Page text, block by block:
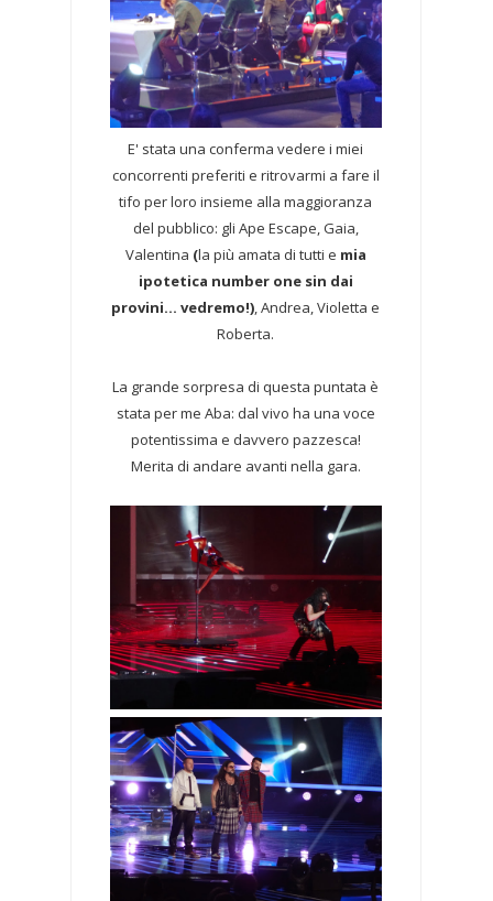
E' stata una conferma vedere i miei
concorrenti preferiti e ritrovarmi a fare il
tifo per loro insieme alla maggioranza
del pubblico: gli Ape Escape, Gaia,
Valentina (la più amata di tutti e mia
ipotetica number one sin dai
provini... vedremo!), Andrea, Violetta e
Roberta.
La grande sorpresa di questa puntata è
stata per me Aba: dal vivo ha una voce
potentissima e davvero pazzesca!
Merita di andare avanti nella gara.